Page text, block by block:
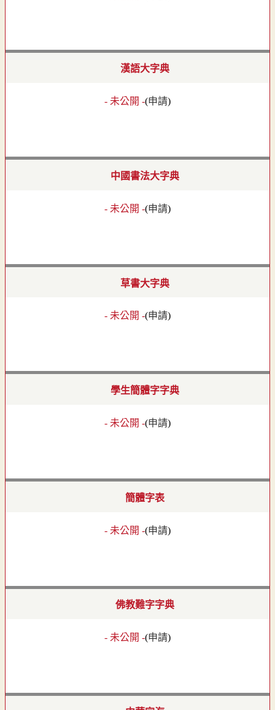
漢語大字典
- 未公開 -(申請)
中國書法大字典
- 未公開 -(申請)
草書大字典
- 未公開 -(申請)
學生簡體字字典
- 未公開 -(申請)
簡體字表
- 未公開 -(申請)
佛教難字字典
- 未公開 -(申請)